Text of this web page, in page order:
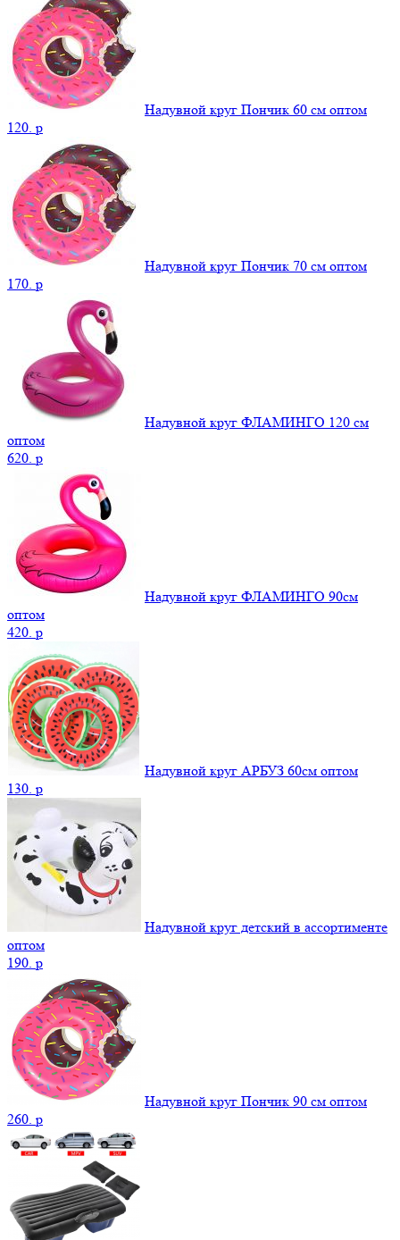
Надувной круг Пончик 60 см оптом
120. p
Надувной круг Пончик 70 см оптом
170. p
Надувной круг ФЛАМИНГО 120 см
оптом
620. p
Надувной круг ФЛАМИНГО 90см
оптом
420. p
Надувной круг АРБУЗ 60см оптом
130. p
Надувной круг детский в ассортименте
оптом
190. p
Надувной круг Пончик 90 см оптом
260. p